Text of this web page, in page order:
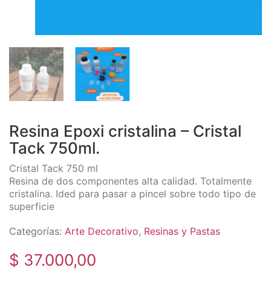
Resina Epoxi cristalina – Cristal
Tack 750ml.
Cristal Tack 750 ml
Resina de dos componentes alta calidad. Totalmente
cristalina. Ided para pasar a pincel sobre todo tipo de
superficie
Categorías: Arte Decorativo, Resinas y Pastas
$ 37.000,00